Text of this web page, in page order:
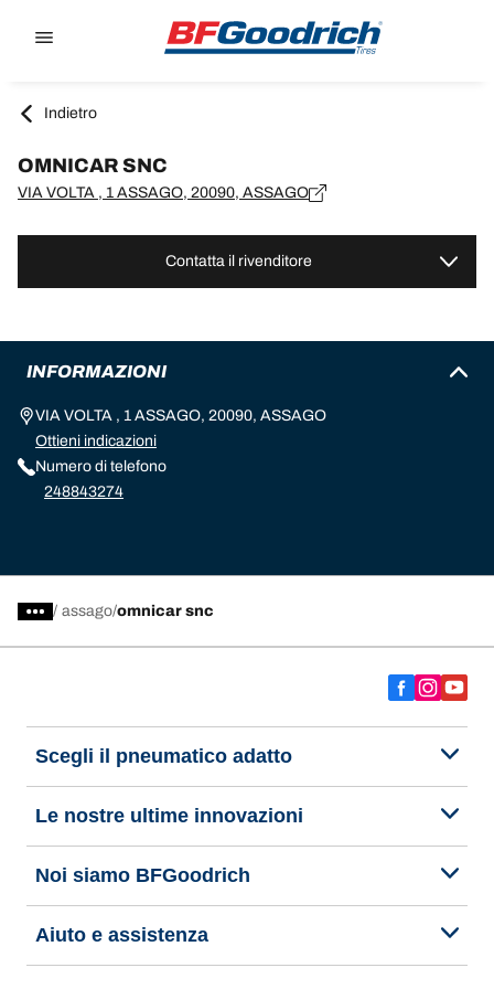
Indietro
OMNICAR SNC
VIA VOLTA , 1 ASSAGO, 20090, ASSAGO
Contatta il rivenditore
INFORMAZIONI
VIA VOLTA , 1 ASSAGO, 20090, ASSAGO
Ottieni indicazioni
Numero di telefono
248843274
/ assago omnicar snc
Scegli il pneumatico adatto
Le nostre ultime innovazioni
Noi siamo BFGoodrich
Aiuto e assistenza